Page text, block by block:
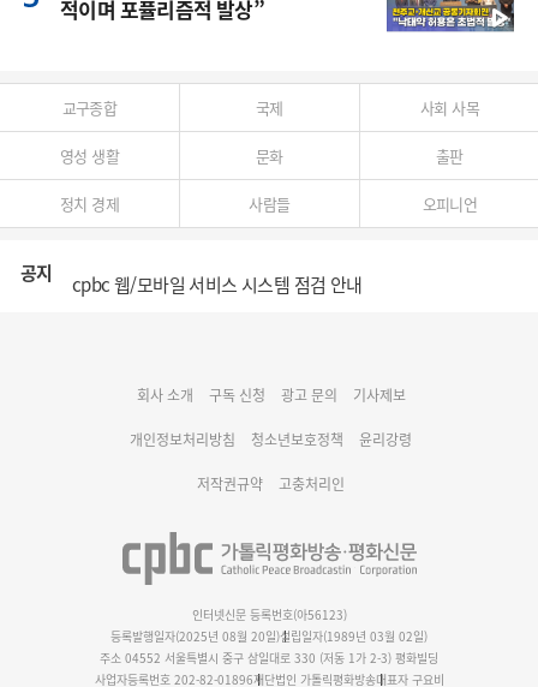
적이며 포퓰리즘적 발상”
교구종합 국제 사회 사목
영성 생활 문화 출판
정치 경제 사람들 오피니언
공지 cpbc 웹/모바일 서비스 시스템 점검 안내
명동 미디어큐브 & 1898 미디어월 공모전 수상작 발표
회사 소개 구독 신청 광고 문의 기사제보
개인정보처리방침 청소년보호정책 윤리강령
저작권규약 고충처리인
인터넷신문 등록번호(아56123)
등록발행일자(2025년 08월 20일)설립일자(1989년 03월 02일)
주소 04552 서울특별시 중구 삼일대로 330 (저동 1가 2-3) 평화빌딩
사업자등록번호 202-82-01896재단법인 가톨릭평화방송대표자 구요비